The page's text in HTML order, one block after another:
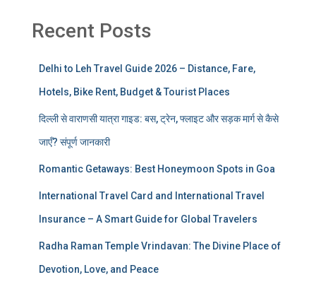
Recent Posts
Delhi to Leh Travel Guide 2026 – Distance, Fare,
Hotels, Bike Rent, Budget & Tourist Places
दिल्ली से वाराणसी यात्रा गाइड: बस, ट्रेन, फ्लाइट और सड़क मार्ग से कैसे
जाएँ? संपूर्ण जानकारी
Romantic Getaways: Best Honeymoon Spots in Goa
International Travel Card and International Travel
Insurance – A Smart Guide for Global Travelers
Radha Raman Temple Vrindavan: The Divine Place of
Devotion, Love, and Peace